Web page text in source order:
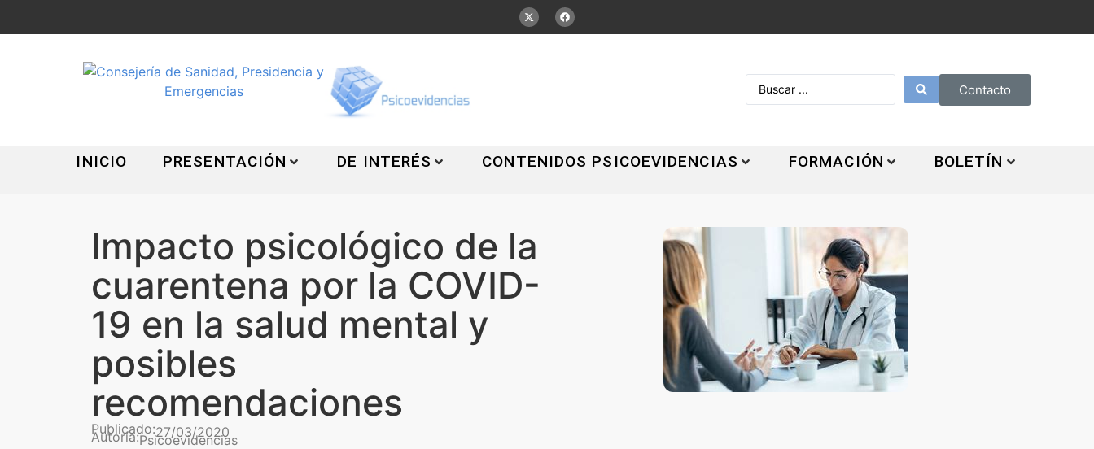
Contacto
INICIO PRESENTACIÓN DE INTERÉS CONTENIDOS PSICOEVIDENCIAS FORMACIÓN BOLETÍN
Impacto psicológico de la
cuarentena por la COVID-
19 en la salud mental y
posibles
recomendaciones
Publicado:27/03/2020
Autoría:Psicoevidencias